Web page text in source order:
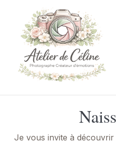
Je vous invite à découvrir